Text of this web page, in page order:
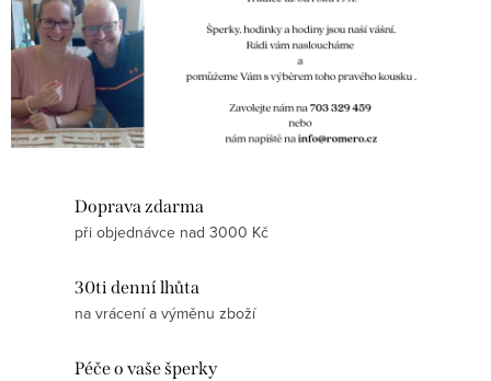
Doprava zdarma
při objednávce nad 3000 Kč
30ti denní lhůta
na vrácení a výměnu zboží
Péče o vaše šperky